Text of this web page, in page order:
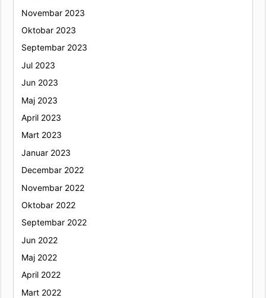
Novembar 2023
Oktobar 2023
Septembar 2023
Jul 2023
Jun 2023
Maj 2023
April 2023
Mart 2023
Januar 2023
Decembar 2022
Novembar 2022
Oktobar 2022
Septembar 2022
Jun 2022
Maj 2022
April 2022
Mart 2022